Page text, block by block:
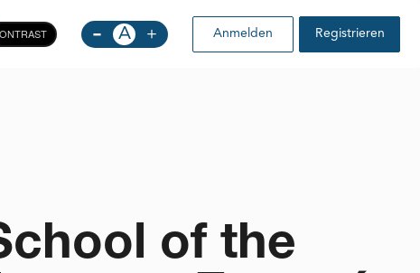
- A + Anmelden Registrieren
of the